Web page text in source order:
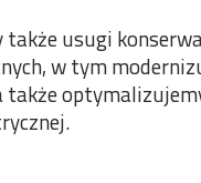
także usugi
w tym
także